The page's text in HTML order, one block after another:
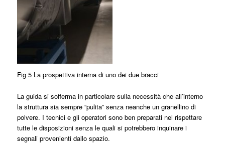
Fig 5 La prospettiva interna di uno dei due bracci
La guida si sofferma in particolare sulla necessità che all’interno
la struttura sia sempre “pulita” senza neanche un granellino di
polvere. I tecnici e gli operatori sono ben preparati nel rispettare
tutte le disposizioni senza le quali si potrebbero inquinare i
segnali provenienti dallo spazio.